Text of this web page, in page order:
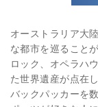
オーストラリア大
な都市を巡ること
ロック、オペラハ
た世界遺産が点在
バックパッカーを